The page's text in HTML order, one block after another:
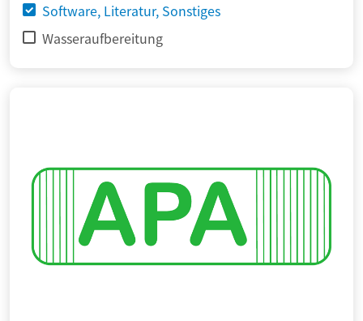
Software, Literatur, Sonstiges
Wasseraufbereitung